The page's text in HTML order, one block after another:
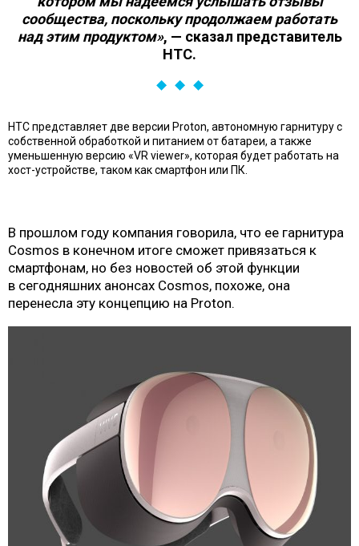
сообщества, поскольку продолжаем работать
над этим продуктом», — сказал представитель
HTC.
HTC представляет две версии Proton, автономную гарнитуру с
собственной обработкой и питанием от батареи, а также
уменьшенную версию «VR viewer», которая будет работать на
хост-устройстве, таком как смартфон или ПК.
В прошлом году компания говорила, что ее гарнитура
Cosmos в конечном итоге сможет привязаться к
смартфонам, но без новостей об этой функции
в сегодняшних анонсах Cosmos, похоже, она
перенесла эту концепцию на Proton.